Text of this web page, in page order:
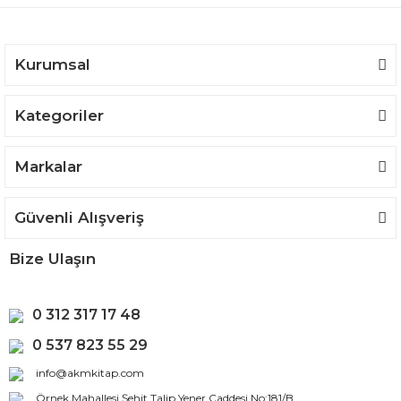
Kurumsal
Kategoriler
Markalar
Güvenli Alışveriş
Bize Ulaşın
0 312 317 17 48
0 537 823 55 29
info@akmkitap.com
Örnek Mahallesi Şehit Talip Yener Caddesi No:181/B